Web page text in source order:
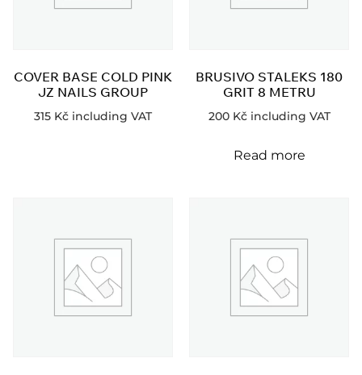
COVER BASE COLD PINK
JZ NAILS GROUP
315 Kč including VAT
BRUSIVO STALEKS 180
GRIT 8 METRU
200 Kč including VAT
Read more